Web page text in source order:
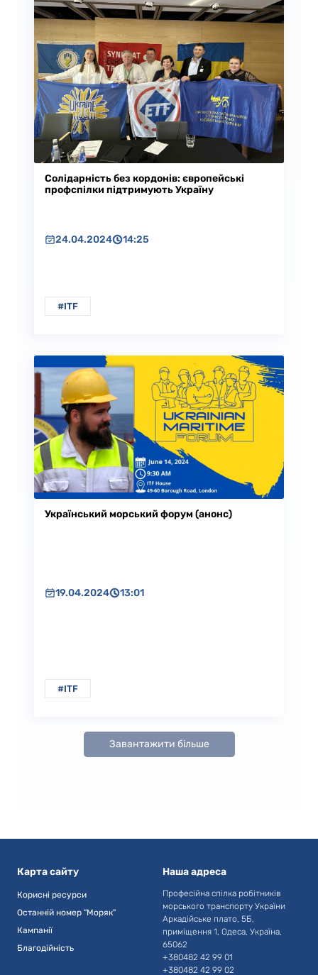
Солідарність без кордонів: європейські
профспілки підтримують Україну
24.04.2024 14:25
#ITF
Український морський форум (анонс)
19.04.2024 13:01
#ITF
Завантажити більше
Карта сайту
Корисні ресурси
Останній номер "Моряк"
Кампанії
Благодійність
Наша адреса
Професійна спілка робітників
морського транспорту України
Аркадійське плато, 5Б,
приміщення 1, Одеса, Україна,
65062
+380482 42 99 01
+380482 42 99 02